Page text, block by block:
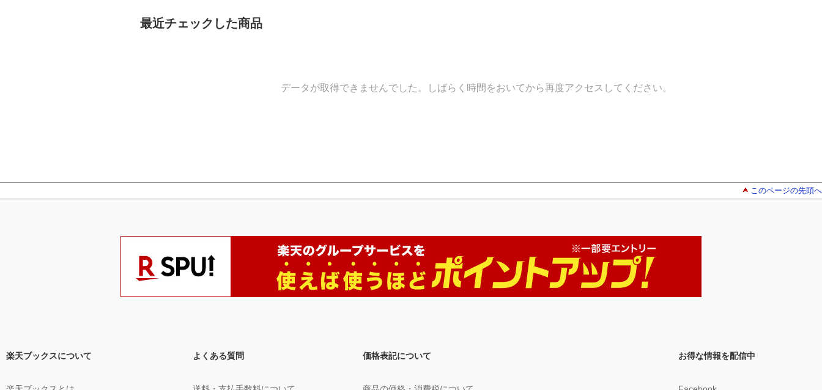
最近チェックした商品
データが取得できませんでした。しばらく時間をおいてから再度アクセスしてください。
このページの先頭へ
楽天ブックスについて よくある質問 価格表記について お得な情報を配信中